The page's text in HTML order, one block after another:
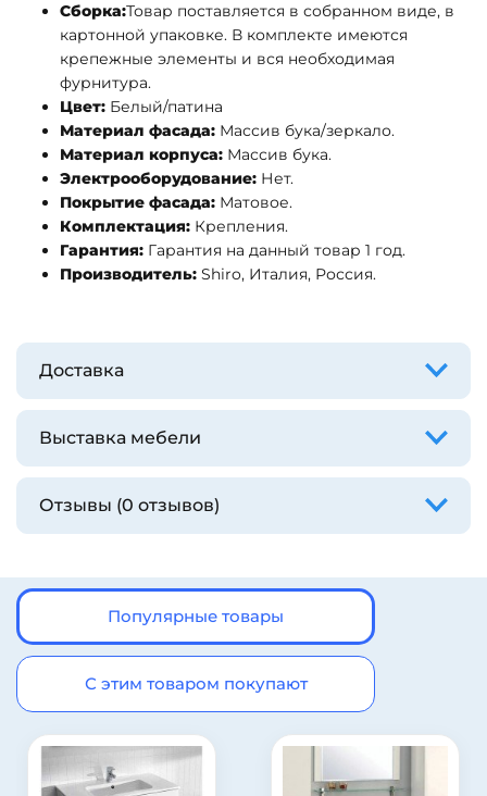
Сборка:Товар поставляется в собранном виде, в
картонной упаковке. В комплекте имеются
крепежные элементы и вся необходимая
фурнитура.
Цвет: Белый/патина
Материал фасада: Массив бука/зеркало.
Материал корпуса: Массив бука.
Электрооборудование: Нет.
Покрытие фасада: Матовое.
Комплектация: Крепления.
Гарантия: Гарантия на данный товар 1 год.
Производитель: Shiro, Италия, Россия.
Доставка
Выставка мебели
Отзывы (0 отзывов)
Популярные товары
С этим товаром покупают